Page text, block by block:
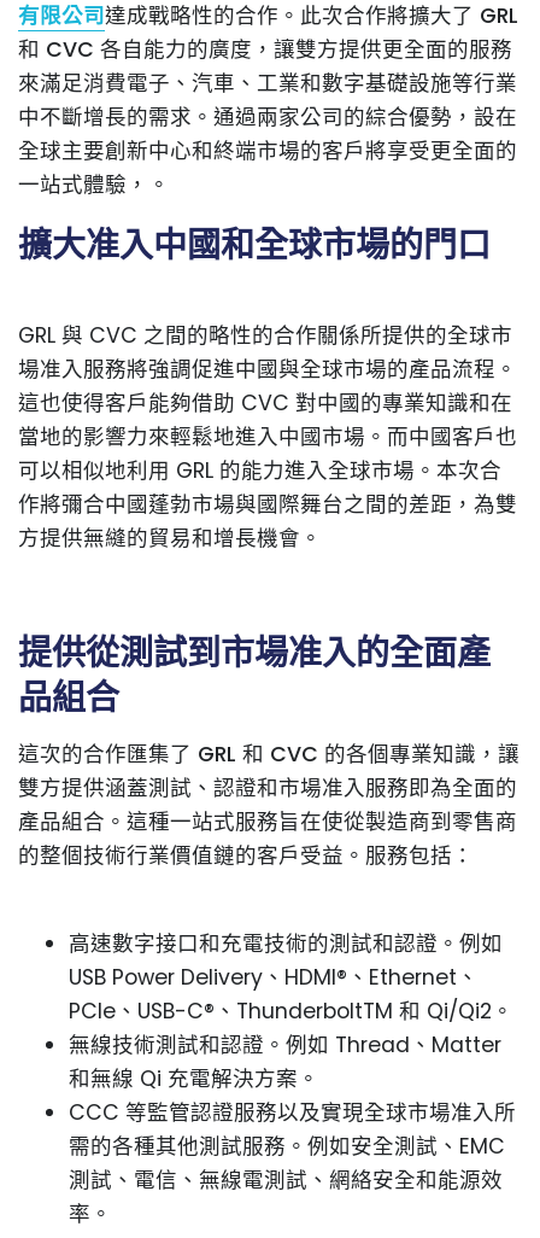
有限公司達成戰略性的合作。此次合作將擴大了 GRL
和 CVC 各自能力的廣度，讓雙方提供更全面的服務
來滿足消費電子、汽車、工業和數字基礎設施等行業
中不斷增長的需求。通過兩家公司的綜合優勢，設在
全球主要創新中心和終端市場的客戶將享受更全面的
一站式體驗，。
擴大准入中國和全球市場的門口
GRL 與 CVC 之間的略性的合作關係所提供的全球市
場准入服務將強調促進中國與全球市場的產品流程。
這也使得客戶能夠借助 CVC 對中國的專業知識和在
當地的影響力來輕鬆地進入中國市場。而中國客戶也
可以相似地利用 GRL 的能力進入全球市場。本次合
作將彌合中國蓬勃市場與國際舞台之間的差距，為雙
方提供無縫的貿易和增長機會。
提供從測試到市場准入的全面產
品組合
這次的合作匯集了 GRL 和 CVC 的各個專業知識，讓
雙方提供涵蓋測試、認證和市場准入服務即為全面的
產品組合。這種一站式服務旨在使從製造商到零售商
的整個技術行業價值鏈的客戶受益。服務包括：
高速數字接口和充電技術的測試和認證。例如
USB Power Delivery、HDMI®、Ethernet、
PCIe、USB-C®、ThunderboltTM 和 Qi/Qi2。
無線技術測試和認證。例如 Thread、Matter
和無線 Qi 充電解決方案。
CCC 等監管認證服務以及實現全球市場准入所
需的各種其他測試服務。例如安全測試、EMC
測試、電信、無線電測試、網絡安全和能源效
率。